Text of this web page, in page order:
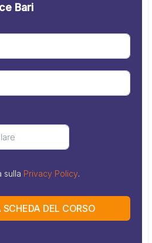
Bari
sulla Privacy Policy.
DEL CORSO